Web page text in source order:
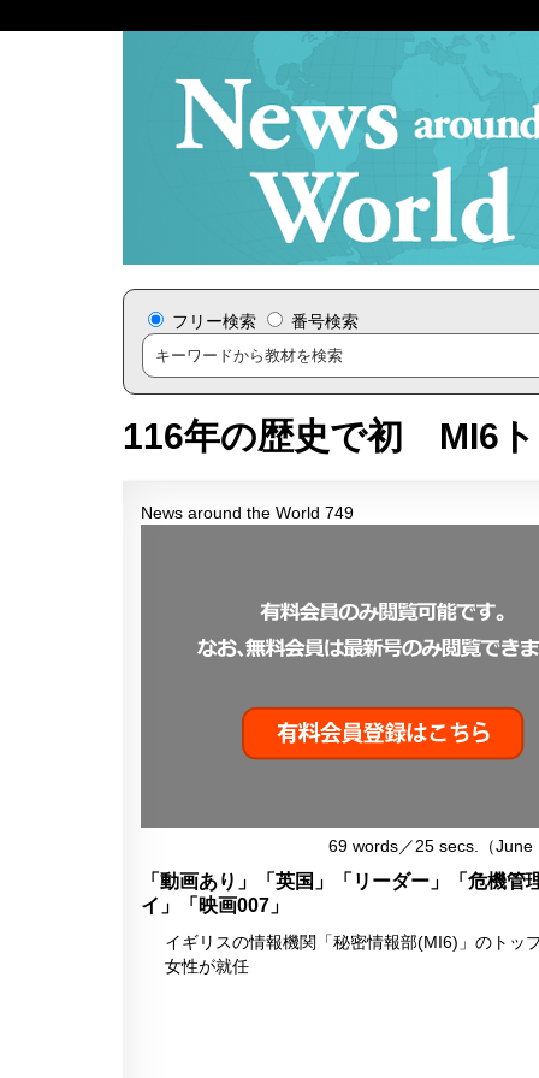
フリー検索 番号検索
116年の歴史で初 MI6
News around the World 749
69 words／25 secs.（June
「動画あり」「英国」「リーダー」「危機管
イ」「映画007」
イギリスの情報機関「秘密情報部(MI6)」のトッ
女性が就任